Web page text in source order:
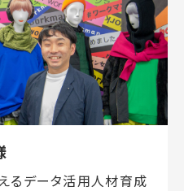
るデータ活用人材育成